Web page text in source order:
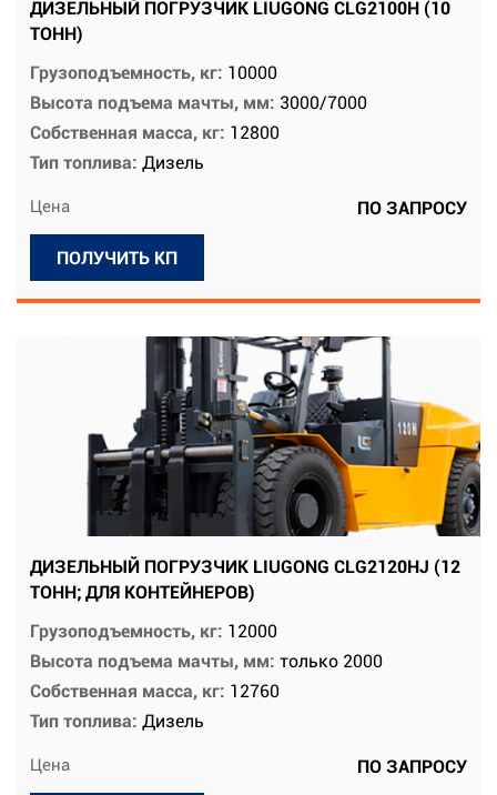
ДИЗЕЛЬНЫЙ ПОГРУЗЧИК LIUGONG CLG2100H (10
ТОНН)
Грузоподъемность, кг: 10000
Высота подъема мачты, мм: 3000/7000
Собственная масса, кг: 12800
Тип топлива: Дизель
Цена ПО ЗАПРОСУ
ПОЛУЧИТЬ КП
ДИЗЕЛЬНЫЙ ПОГРУЗЧИК LIUGONG CLG2120HJ (12
ТОНН; ДЛЯ КОНТЕЙНЕРОВ)
Грузоподъемность, кг: 12000
Высота подъема мачты, мм: только 2000
Собственная масса, кг: 12760
Тип топлива: Дизель
Цена ПО ЗАПРОСУ